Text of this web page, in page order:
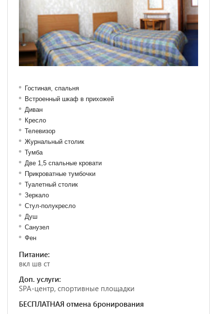
Гостиная, спальня
Встроенный шкаф в прихожей
Диван
Кресло
Телевизор
Журнальный столик
Тумба
Две 1,5 спальные кровати
Прикроватные тумбочки
Туалетный столик
Зеркало
Стул-полукресло
Душ
Санузел
Фен
Питание:
вкл шв ст
Доп. услуги:
SPA-центр, спортивные площадки
БЕСПЛАТНАЯ отмена бронирования